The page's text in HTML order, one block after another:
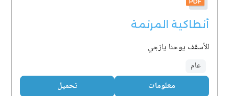
أنطاكية المرنمة
الأسقف يوحنا يازجي
عام
معلومات تحميل